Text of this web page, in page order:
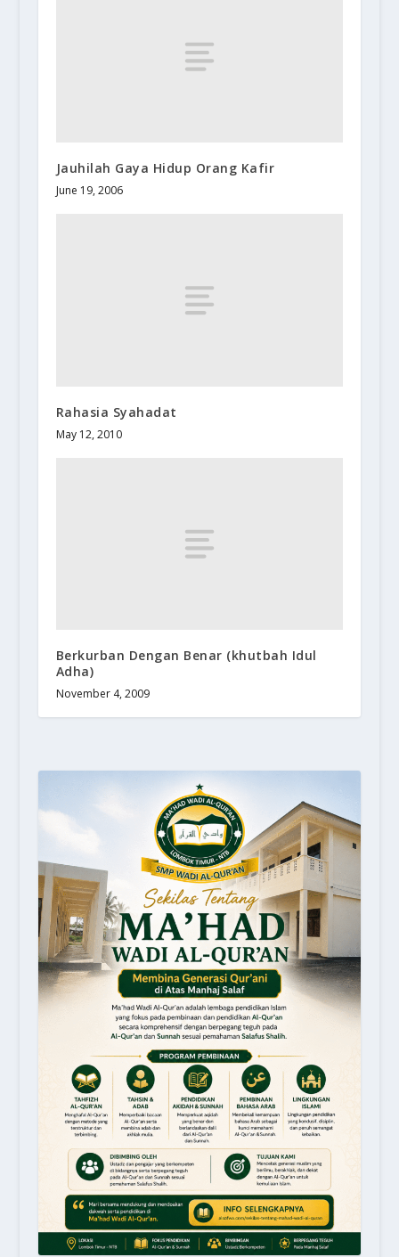
Jauhilah Gaya Hidup Orang Kafir
June 19, 2006
Rahasia Syahadat
May 12, 2010
Berkurban Dengan Benar (khutbah Idul
Adha)
November 4, 2009